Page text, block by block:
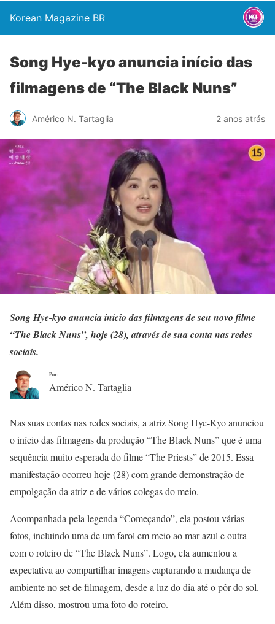
Korean Magazine BR
Song Hye-kyo anuncia início das
filmagens de “The Black Nuns”
Américo N. Tartaglia 2 anos atrás
Song Hye-kyo anuncia início das filmagens de seu novo filme
“The Black Nuns”, hoje (28), através de sua conta nas redes
sociais.
Por:
Américo N. Tartaglia
Nas suas contas nas redes sociais, a atriz Song Hye-Kyo anunciou
o início das filmagens da produção “The Black Nuns” que é uma
sequência muito esperada do filme “The Priests” de 2015. Essa
manifestação ocorreu hoje (28) com grande demonstração de
empolgação da atriz e de vários colegas do meio.
Acompanhada pela legenda “Começando”, ela postou várias
fotos, incluindo uma de um farol em meio ao mar azul e outra
com o roteiro de “The Black Nuns”. Logo, ela aumentou a
expectativa ao compartilhar imagens capturando a mudança de
ambiente no set de filmagem, desde a luz do dia até o pôr do sol.
Além disso, mostrou uma foto do roteiro.